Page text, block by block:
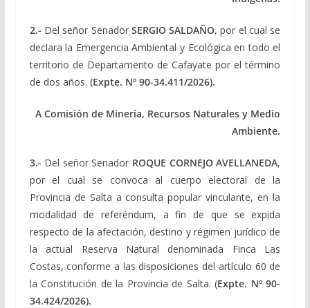
2.- Del señor Senador SERGIO SALDAÑO,por el cual se
declara la Emergencia Ambiental y Ecológica en todo el
territorio de Departamento de Cafayate por el término
de dos años. (Expte. Nº 90-34.411/2026).
A Comisión de Minería, Recursos Naturales y Medio
Ambiente.
3.- Del señor Senador ROQUE CORNEJO AVELLANEDA,
por el cual se convoca al cuerpo electoral de la
Provincia de Salta a consulta popular vinculante, en la
modalidad de referéndum, a fin de que se expida
respecto de la afectación, destino y régimen jurídico de
la actual Reserva Natural denominada Finca Las
Costas, conforme a las disposiciones del artículo 60 de
la Constitución de la Provincia de Salta. (Expte. Nº 90-
34.424/2026).